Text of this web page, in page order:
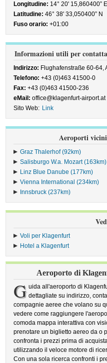
Longitudine: 14° 20' 15,860400” E
Latitudine: 46° 38' 33,050400” N
Fuso orario: +01:00
Informazioni utili per
Indirizzo: Flughafenstraße 60-64,
Telefono: +43 (0)463 41500-0
Fax: +43 (0)463 41500-236
eMail: office@klagenfurt-airport.at
Sito Web: Link
Aeroporti
Graz Thalerhof (92km)
Salisburgo W.a. Mozart (163km)
Linz Blue Danube (177km)
Vienna International (234km)
Innsbruck (237km)
Voli per Klagenfurt
Hotel a Klagenfurt
Aeroporto di
G uida all'aeroporto di
dettagliate su indirizzo,
compagnie aeree che volano su
vedere come raggiungere
comoda mappa interattiva con
prenotare un biglietto aereo da o
confronta i prezzi prima di
utilizzando il veloce motore di
Con una sola ricerca confronti i